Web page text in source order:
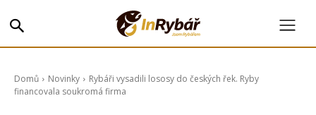
Domů Novinky
Rybáři vysadili lososy do českých řek. Ryby
financovala soukromá firma